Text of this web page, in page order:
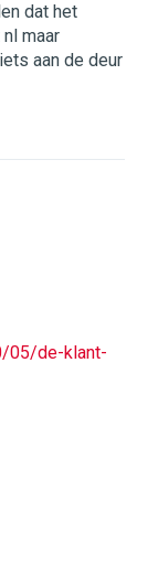
dat het
maar
aan de deur
05/de-klant-